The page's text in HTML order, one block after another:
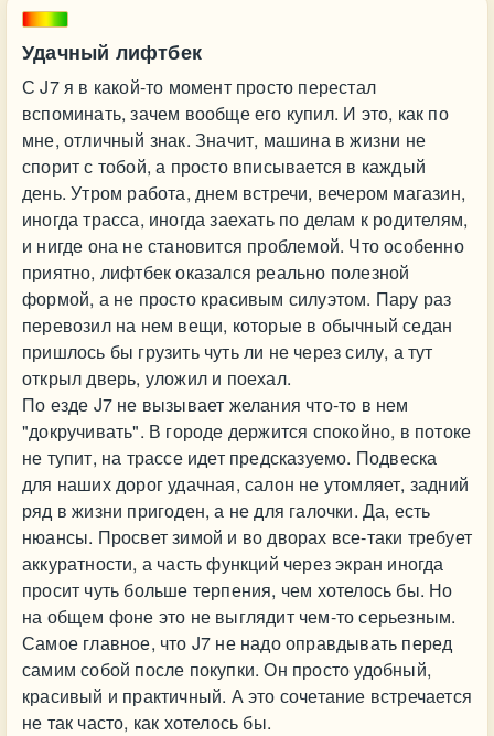
Удачный лифтбек
С J7 я в какой-то момент просто перестал
вспоминать, зачем вообще его купил. И это, как по
мне, отличный знак. Значит, машина в жизни не
спорит с тобой, а просто вписывается в каждый
день. Утром работа, днем встречи, вечером магазин,
иногда трасса, иногда заехать по делам к родителям,
и нигде она не становится проблемой. Что особенно
приятно, лифтбек оказался реально полезной
формой, а не просто красивым силуэтом. Пару раз
перевозил на нем вещи, которые в обычный седан
пришлось бы грузить чуть ли не через силу, а тут
открыл дверь, уложил и поехал.
По езде J7 не вызывает желания что-то в нем
"докручивать". В городе держится спокойно, в потоке
не тупит, на трассе идет предсказуемо. Подвеска
для наших дорог удачная, салон не утомляет, задний
ряд в жизни пригоден, а не для галочки. Да, есть
нюансы. Просвет зимой и во дворах все-таки требует
аккуратности, а часть функций через экран иногда
просит чуть больше терпения, чем хотелось бы. Но
на общем фоне это не выглядит чем-то серьезным.
Самое главное, что J7 не надо оправдывать перед
самим собой после покупки. Он просто удобный,
красивый и практичный. А это сочетание встречается
не так часто, как хотелось бы.